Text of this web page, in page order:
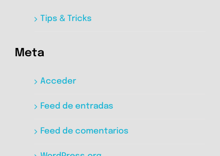
Tips & Tricks
Meta
Acceder
Feed de entradas
Feed de comentarios